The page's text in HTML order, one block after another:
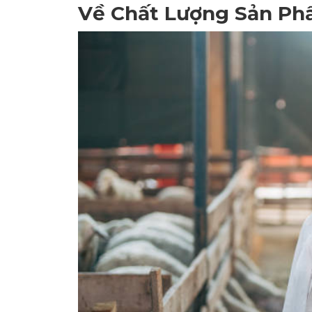
Về Chất Lượng Sản